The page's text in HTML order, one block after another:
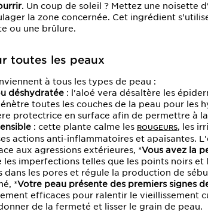
. Un coup de soleil ? Mettez une noisette
la zone concernée. Cet ingrédient
ou une brûlure.
toutes les peaux
à tous les types de peau :
déshydratée : l'aloé vera désaltère les
toutes les couches de la peau pour les
protectrice en surface afin de permettre à
: cette plante calme les ROUGEURS, les
actions anti-inflammatoires et apaisantes.
aux agressions extérieures, *Vous avez la
imperfections telles que les points noirs et
dans les pores et régule la production de
*Votre peau présente des premiers signes
efficaces pour ralentir le vieillissement
de la fermeté et lisser le grain de peau.